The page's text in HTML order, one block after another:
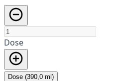
Dose
Dose (390,0 ml)